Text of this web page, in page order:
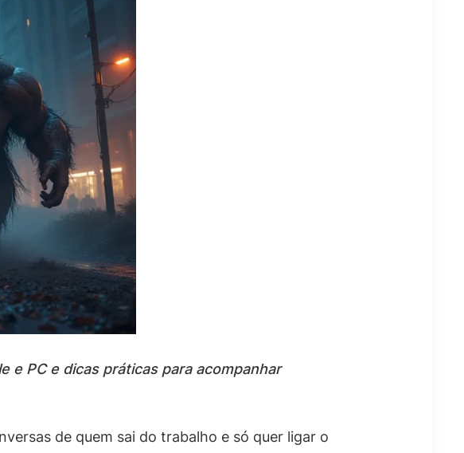
e PC e dicas práticas para acompanhar
de quem sai do trabalho e só quer ligar o